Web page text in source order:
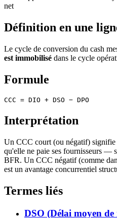
net
Définition en une
Le cycle de conversion du cash
est immobilisé dans le cycle
Formule
Interprétation
Un CCC court (ou négatif) signifie
qu'elle ne paie ses fournisseurs —
BFR. Un CCC négatif (comme
est un avantage concurrentiel
Termes liés
DSO (Délai moyen